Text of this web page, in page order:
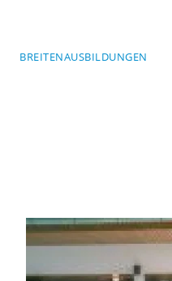
BREITENAUSBILDUNGEN